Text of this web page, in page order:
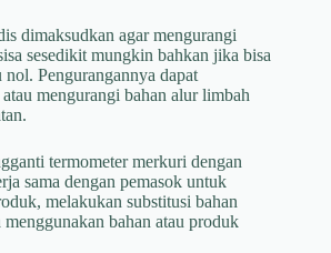
dimaksudkan agar mengurangi
sesedikit mungkin bahkan jika bisa
nol. Pengurangannya dapat
mengurangi bahan alur limbah
termometer merkuri dengan
sama dengan pemasok untuk
melakukan substitusi bahan
bahan atau produk